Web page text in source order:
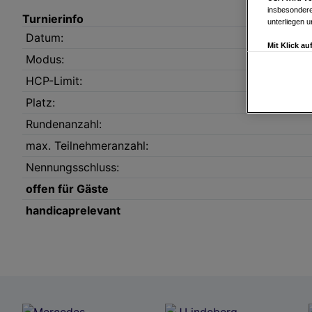
Turnierinfo
Datum:
Modus:
HCP-Limit:
Platz:
Rundenanzahl:
max. Teilnehmeranzahl:
Nennungsschluss:
offen für Gäste
handicaprelevant
unterliegen
Mit Klick